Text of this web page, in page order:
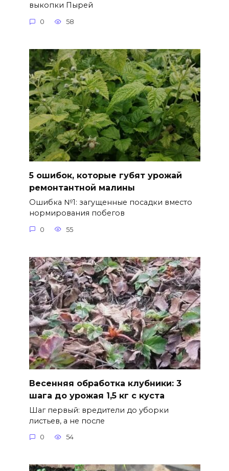
выкопки Пырей
0 58
5 ошибок, которые губят урожай
ремонтантной малины
Ошибка №1: загущенные посадки вместо
нормирования побегов
0 55
Весенняя обработка клубники: 3
шага до урожая 1,5 кг с куста
Шаг первый: вредители до уборки
листьев, а не после
0 54